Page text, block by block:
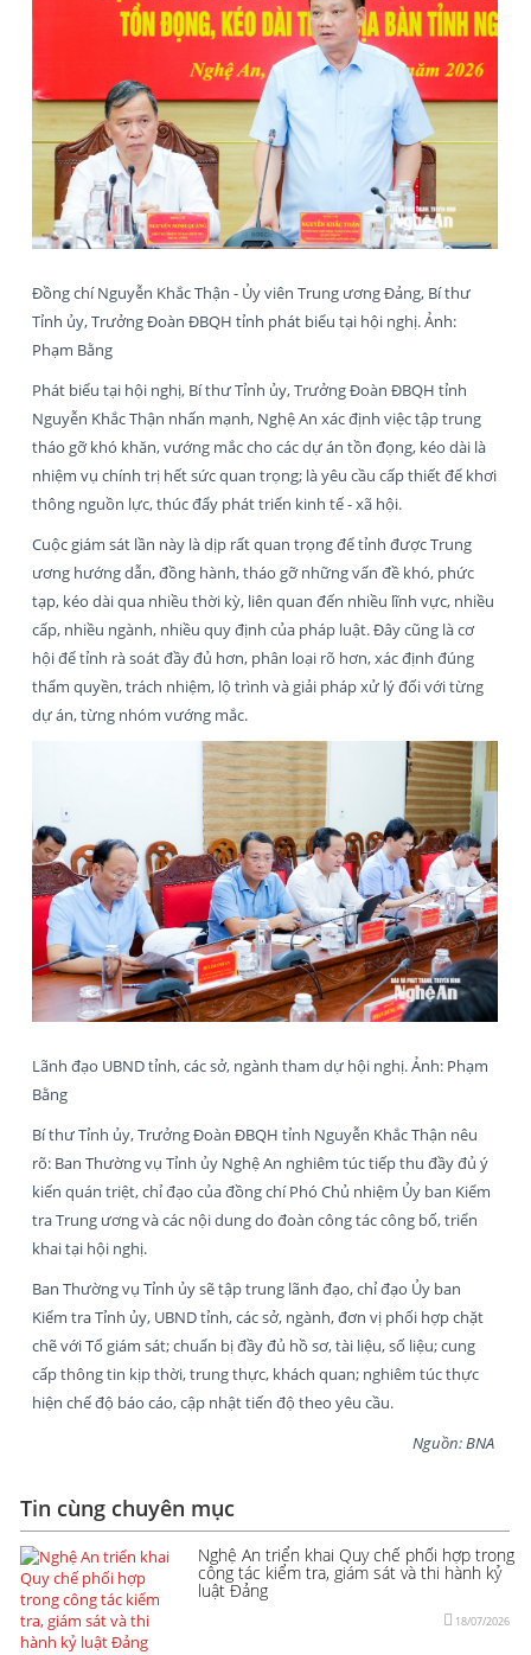
Đồng chí Nguyễn Khắc Thận - Ủy viên Trung ương Đảng, Bí thư
Tỉnh ủy, Trưởng Đoàn ĐBQH tỉnh phát biểu tại hội nghị. Ảnh:
Phạm Bằng
Phát biểu tại hội nghị, Bí thư Tỉnh ủy, Trưởng Đoàn ĐBQH tỉnh
Nguyễn Khắc Thận nhấn mạnh, Nghệ An xác định việc tập trung
tháo gỡ khó khăn, vướng mắc cho các dự án tồn đọng, kéo dài là
nhiệm vụ chính trị hết sức quan trọng; là yêu cầu cấp thiết để khơi
thông nguồn lực, thúc đẩy phát triển kinh tế - xã hội.
Cuộc giám sát lần này là dịp rất quan trọng để tỉnh được Trung
ương hướng dẫn, đồng hành, tháo gỡ những vấn đề khó, phức
tạp, kéo dài qua nhiều thời kỳ, liên quan đến nhiều lĩnh vực, nhiều
cấp, nhiều ngành, nhiều quy định của pháp luật. Đây cũng là cơ
hội để tỉnh rà soát đầy đủ hơn, phân loại rõ hơn, xác định đúng
thẩm quyền, trách nhiệm, lộ trình và giải pháp xử lý đối với từng
dự án, từng nhóm vướng mắc.
Lãnh đạo UBND tỉnh, các sở, ngành tham dự hội nghị. Ảnh: Phạm
Bằng
Bí thư Tỉnh ủy, Trưởng Đoàn ĐBQH tỉnh Nguyễn Khắc Thận nêu
rõ: Ban Thường vụ Tỉnh ủy Nghệ An nghiêm túc tiếp thu đầy đủ ý
kiến quán triệt, chỉ đạo của đồng chí Phó Chủ nhiệm Ủy ban Kiểm
tra Trung ương và các nội dung do đoàn công tác công bố, triển
khai tại hội nghị.
Ban Thường vụ Tỉnh ủy sẽ tập trung lãnh đạo, chỉ đạo Ủy ban
Kiểm tra Tỉnh ủy, UBND tỉnh, các sở, ngành, đơn vị phối hợp chặt
chẽ với Tổ giám sát; chuẩn bị đầy đủ hồ sơ, tài liệu, số liệu; cung
cấp thông tin kịp thời, trung thực, khách quan; nghiêm túc thực
hiện chế độ báo cáo, cập nhật tiến độ theo yêu cầu.
Nguồn: BNA
Tin cùng chuyên mục
Nghệ An triển khai Quy chế phối hợp trong
công tác kiểm tra, giám sát và thi hành kỷ
luật Đảng
18/07/2026